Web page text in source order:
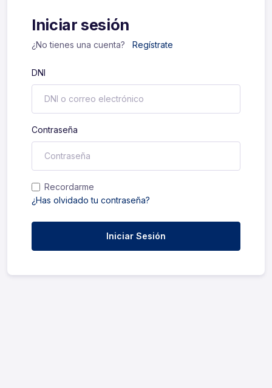
Iniciar sesión
¿No tienes una cuenta? Regístrate
DNI
Contraseña
Recordarme
¿Has olvidado tu contraseña?
Iniciar Sesión